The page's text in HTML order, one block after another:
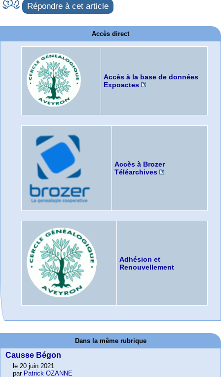
Répondre à cet article
Accès direct
Accès à la base de données
Expoactes
Accès à Brozer
Téléarchives
Adhésion et
Renouvellement
Dans la même rubrique
Causse Bégon
le 20 juin 2021
par Patrick OZANNE